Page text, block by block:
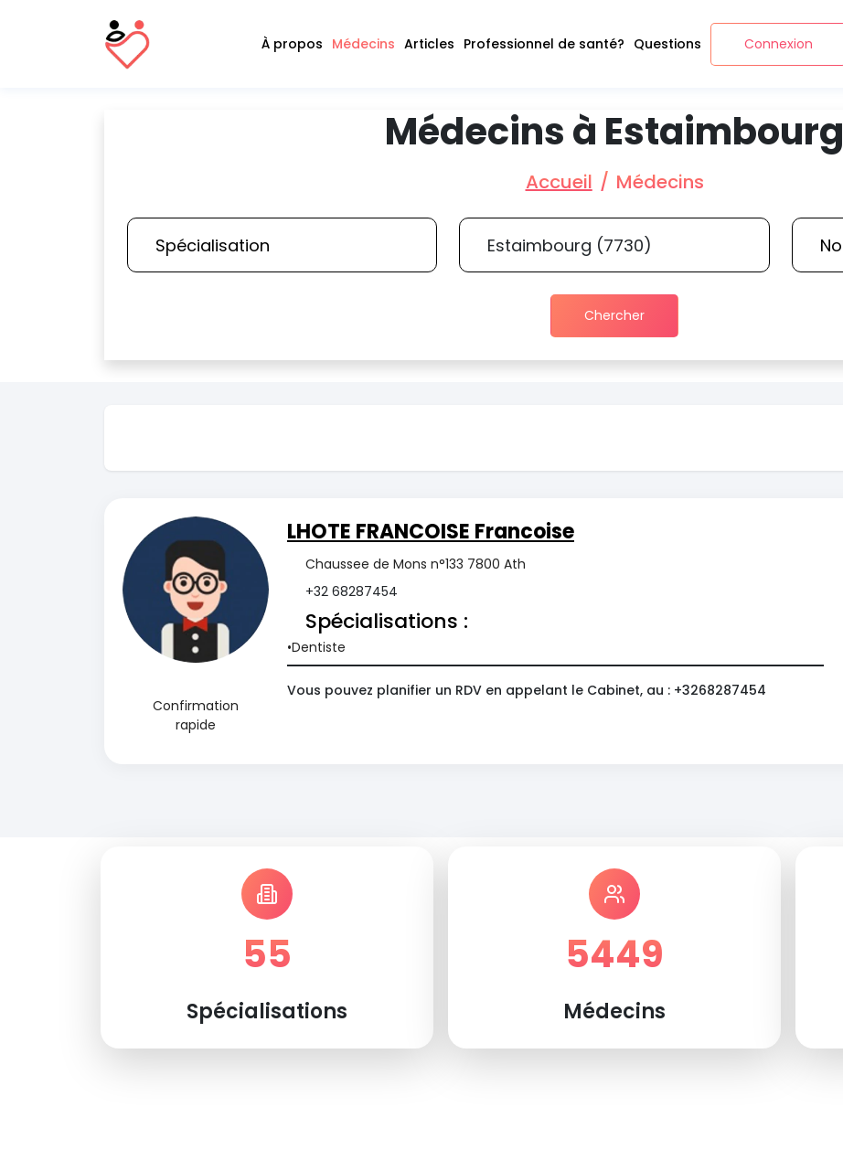
À propos Médecins Articles Professionnel de santé? Questions Connexion
Médecins à Estaimbourg
Accueil Médecins
Chercher
Confirmation
rapide
LHOTE FRANCOISE Francoise
Chaussee de Mons n°133 7800 Ath
+32 68287454
Spécialisations :
Dentiste
Vous pouvez planifier un RDV en appelant le Cabinet, au : +3268287454
55
Spécialisations
5449
Médecins